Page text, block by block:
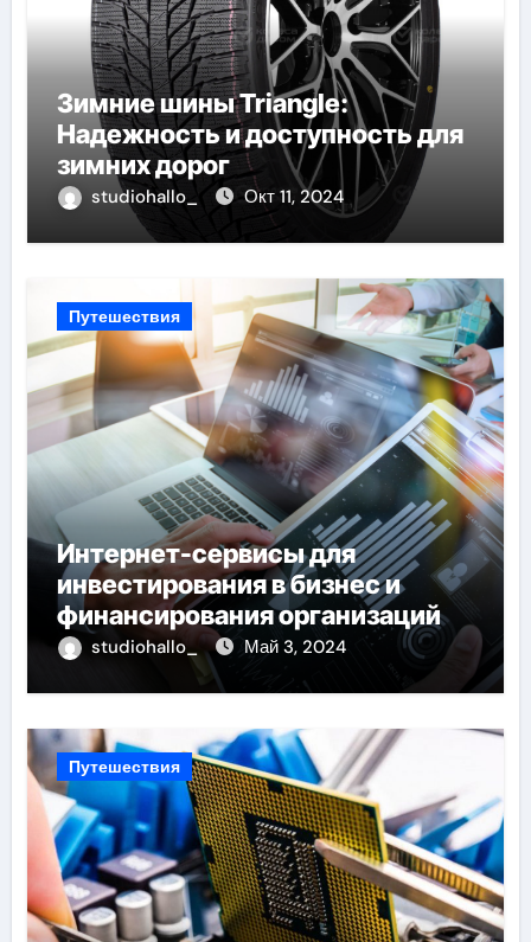
Зимние шины Triangle:
Надежность и доступность для
зимних дорог
studiohallo_ Окт 11, 2024
Путешествия
Интернет-сервисы для
инвестирования в бизнес и
финансирования организаций
studiohallo_ Май 3, 2024
Путешествия